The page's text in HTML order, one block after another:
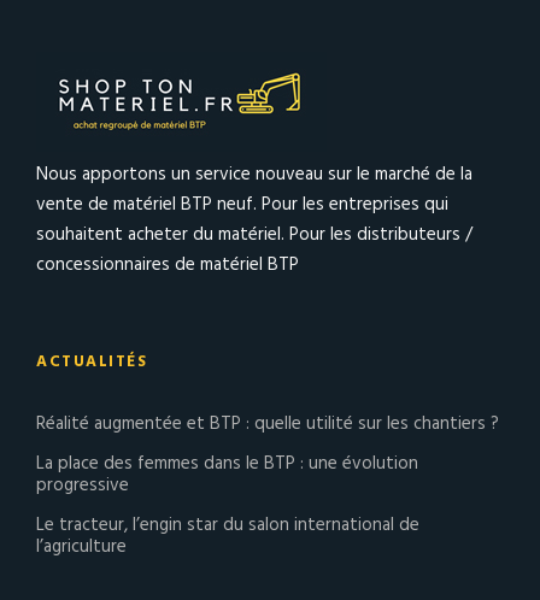
Nous apportons un service nouveau sur le marché de la
vente de matériel BTP neuf. Pour les entreprises qui
souhaitent acheter du matériel. Pour les distributeurs /
concessionnaires de matériel BTP
ACTUALITÉS
Réalité augmentée et BTP : quelle utilité sur les chantiers ?
La place des femmes dans le BTP : une évolution
progressive
Le tracteur, l’engin star du salon international de
l’agriculture